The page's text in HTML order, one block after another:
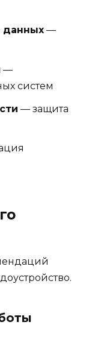
данных —
—
систем
— защита